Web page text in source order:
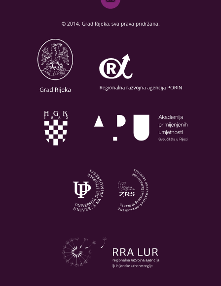
© 2014. Grad Rijeka, sva prava pridržana.